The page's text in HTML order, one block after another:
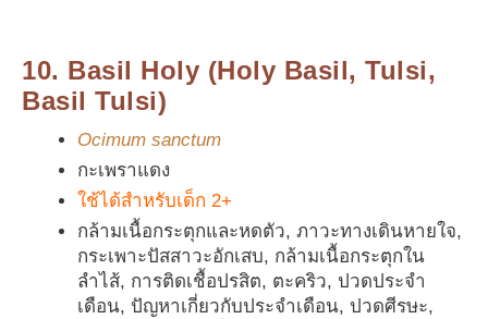
10. Basil Holy (Holy Basil, Tulsi,
Basil Tulsi)
Ocimum sanctum
กะเพราแดง
ใช้ได้สำหรับเด็ก 2+
กล้ามเนื้อกระตุกและหดตัว, ภาวะทางเดินหายใจ,
กระเพาะปัสสาวะอักเสบ, กล้ามเนื้อกระตุกใน
ลำไส้, การติดเชื้อปรสิต, ตะคริว, ปวดประจำ
เดือน, ปัญหาเกี่ยวกับประจำเดือน, ปวดศีรษะ,